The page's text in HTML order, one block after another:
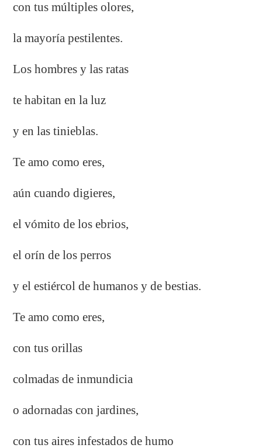
con tus múltiples olores,
la mayoría pestilentes.
Los hombres y las ratas
te habitan en la luz
y en las tinieblas.
Te amo como eres,
aún cuando digieres,
el vómito de los ebrios,
el orín de los perros
y el estiércol de humanos y de bestias.
Te amo como eres,
con tus orillas
colmadas de inmundicia
o adornadas con jardines,
con tus aires infestados de humo